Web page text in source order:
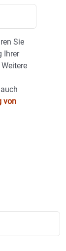
Sie
Ihrer
von